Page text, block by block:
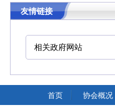
友情链接
相关政府网站
中国交通运输协会官网
首页 协会概况